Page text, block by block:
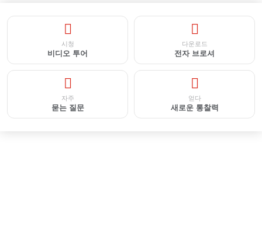
시청
비디오 투어
다운로드
전자 브로셔
자주
묻는 질문
얻다
새로운 통찰력